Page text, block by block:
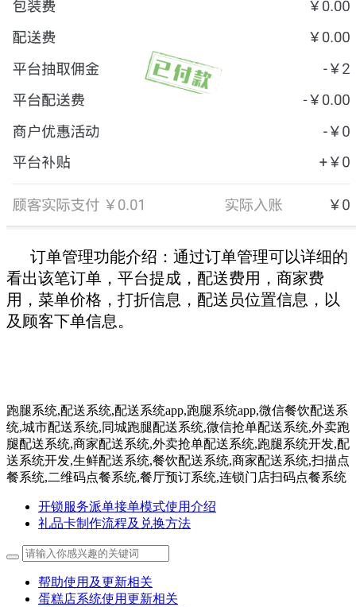
订单管理功能介绍：通过订单管理可以详细的
看出该笔订单，平台提成，配送费用，商家费
用，菜单价格，打折信息，配送员位置信息，以
及顾客下单信息。
跑腿系统,配送系统,配送系统app,跑腿系统app,微信餐饮配送系
统,城市配送系统,同城跑腿配送系统,微信抢单配送系统,外卖跑
腿配送系统,商家配送系统,外卖抢单配送系统,跑腿系统开发,配
送系统开发,生鲜配送系统,餐饮配送系统,商家配送系统,扫描点
餐系统,二维码点餐系统,餐厅预订系统,连锁门店扫码点餐系统
开锁服务派单接单模式使用介绍
礼品卡制作流程及兑换方法
帮助使用及更新相关
蛋糕店系统使用更新相关